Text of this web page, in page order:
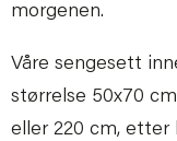
morgenen.
Våre sengesett
størrelse 50x70
eller 220 cm, etter